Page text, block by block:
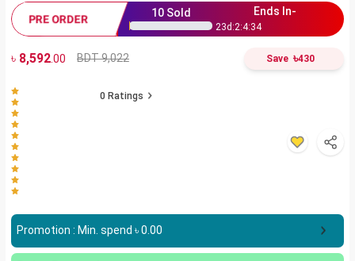
PRE ORDER 10Sold Ends In-
23d:2:4:34
৳ 8,592.00 BDT 9,022 Save ৳430
0 Ratings
Promotion : Min. spend ৳0.00